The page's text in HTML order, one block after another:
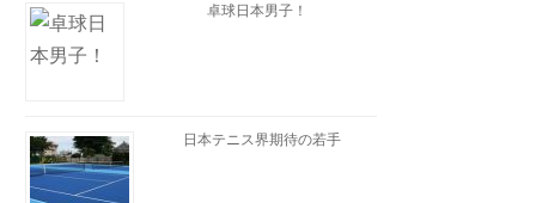
卓球日本男子！
日本テニス界期待の若手